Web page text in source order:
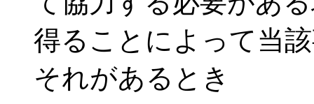
得ることによって当
それがあるとき